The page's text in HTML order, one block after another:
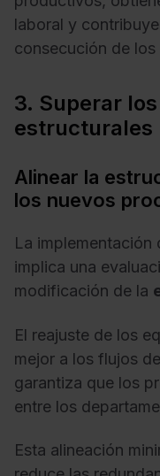
laboral y
consecución de
3. Superar
estructurales
Alinear la
los nuevos
La implementación
implica una
modificación de la
El reajuste de los
mejor a los flujos
garantiza que los
entre los
Esta alineación